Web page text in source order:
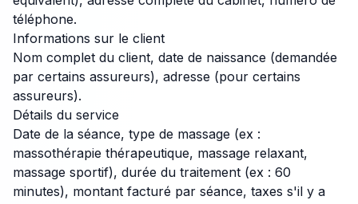
téléphone.
Informations sur le client
Nom complet du client, date de naissance (demandée
par certains assureurs), adresse (pour certains
assureurs).
Détails du service
Date de la séance, type de massage (ex :
massothérapie thérapeutique, massage relaxant,
massage sportif), durée du traitement (ex : 60
minutes), montant facturé par séance, taxes s'il y a